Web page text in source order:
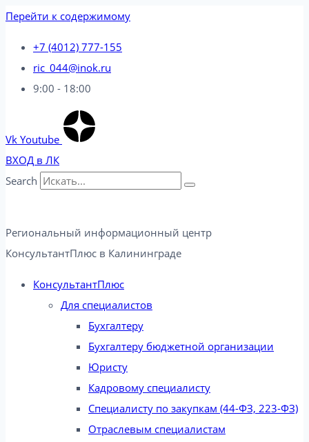
Перейти к содержимому
+7 (4012) 777-155
ric_044@inok.ru
9:00 - 18:00
Vk Youtube
ВХОД в ЛК
Search
Региональный информационный центр
КонсультантПлюс в Калининграде​
КонсультантПлюс
Для специалистов
Бухгалтеру
Бухгалтеру бюджетной организации
Юристу
Кадровому специалисту
Специалисту по закупкам (44-ФЗ, 223-ФЗ)
Отраслевым специалистам